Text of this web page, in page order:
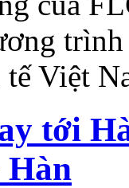
tế Việt
tới
Hàn